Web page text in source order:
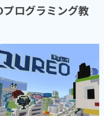
ログラミング教